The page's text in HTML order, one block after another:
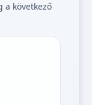
a következő